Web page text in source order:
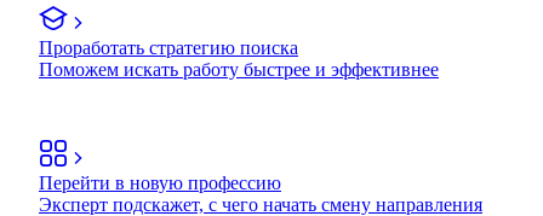
Проработать стратегию поиска
Поможем искать работу быстрее и эффективнее
Перейти в новую профессию
Эксперт подскажет, с чего начать смену направления